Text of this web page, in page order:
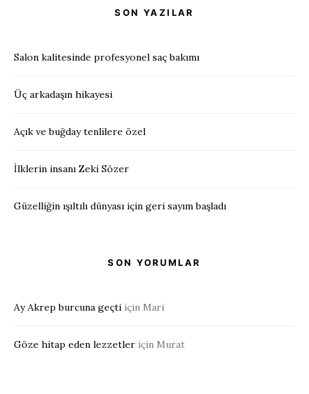
SON YAZILAR
Salon kalitesinde profesyonel saç bakımı
Üç arkadaşın hikayesi
Açık ve buğday tenlilere özel
İlklerin insanı Zeki Sözer
Güzelliğin ışıltılı dünyası için geri sayım başladı
SON YORUMLAR
Ay Akrep burcuna geçti için Mari
Göze hitap eden lezzetler için Murat